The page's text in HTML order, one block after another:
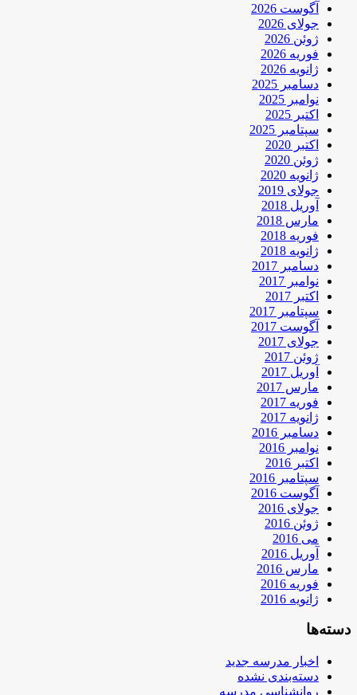
آگوست 2026
جولای 2026
ژوئن 2026
فوریه 2026
ژانویه 2026
دسامبر 2025
نوامبر 2025
اکتبر 2025
سپتامبر 2025
اکتبر 2020
ژوئن 2020
ژانویه 2020
جولای 2019
آوریل 2018
مارس 2018
فوریه 2018
ژانویه 2018
دسامبر 2017
نوامبر 2017
اکتبر 2017
سپتامبر 2017
آگوست 2017
جولای 2017
ژوئن 2017
آوریل 2017
مارس 2017
فوریه 2017
ژانویه 2017
دسامبر 2016
نوامبر 2016
اکتبر 2016
سپتامبر 2016
آگوست 2016
جولای 2016
ژوئن 2016
می 2016
آوریل 2016
مارس 2016
فوریه 2016
ژانویه 2016
دسته‌ها
اخبار مدرسه جدید
دسته‌بندی نشده
روانشناسی مدرسه